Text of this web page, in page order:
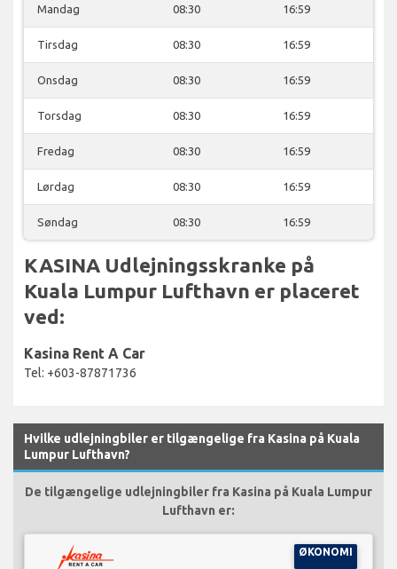
Mandag 08:30 16:59
Tirsdag 08:30 16:59
Onsdag 08:30 16:59
Torsdag 08:30 16:59
Fredag 08:30 16:59
Lørdag 08:30 16:59
Søndag 08:30 16:59
KASINA Udlejningsskranke på
Kuala Lumpur Lufthavn er placeret
ved:
Kasina Rent A Car
Tel: +603-87871736
Hvilke udlejningbiler er tilgængelige fra Kasina på Kuala
Lumpur Lufthavn?
De tilgængelige udlejningbiler fra Kasina på Kuala Lumpur
Lufthavn er:
ØKONOMI